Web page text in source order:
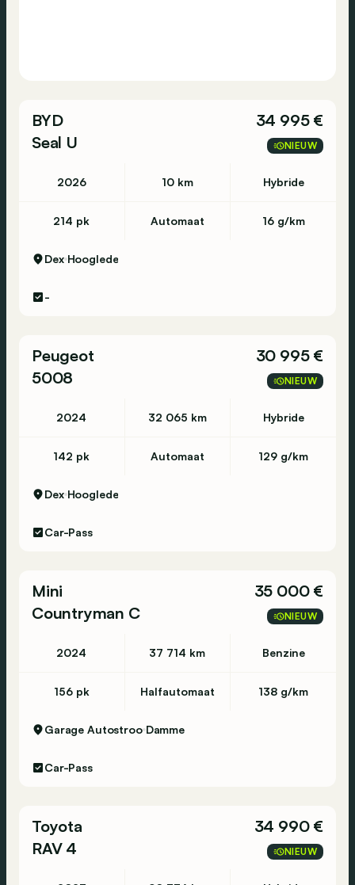
BYD
Seal U
34 995 €
NIEUW
2026 10 km Hybride
214 pk Automaat 16 g/km
Dex Hooglede
-
Peugeot
5008
30 995 €
NIEUW
2024 32 065 km Hybride
142 pk Automaat 129 g/km
Dex Hooglede
Car-Pass
Mini
Countryman C
35 000 €
NIEUW
2024 37 714 km Benzine
156 pk Halfautomaat 138 g/km
Garage Autostroo Damme
Car-Pass
Toyota
RAV 4
34 990 €
NIEUW